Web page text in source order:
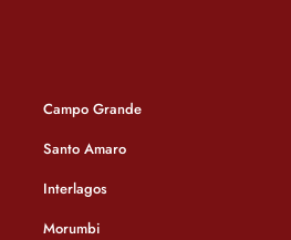
Campo Grande
Santo Amaro
Interlagos
Morumbi